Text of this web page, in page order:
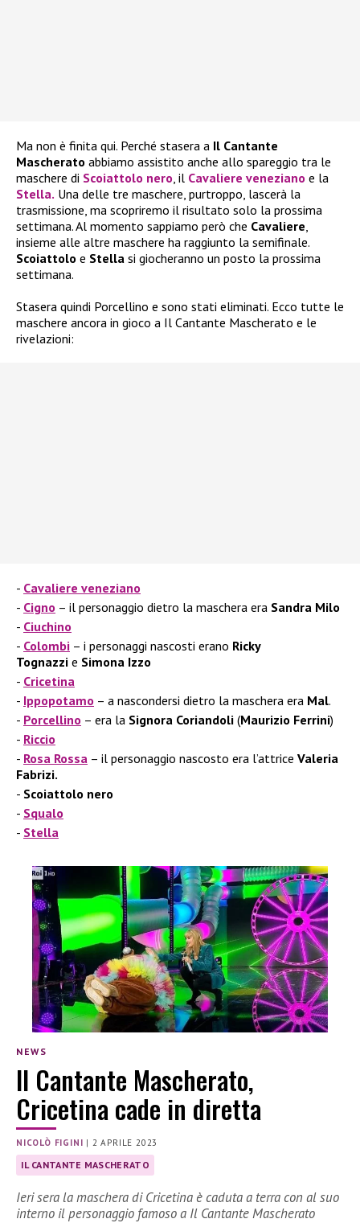
Ma non è finita qui. Perché stasera a Il Cantante
Mascherato abbiamo assistito anche allo spareggio tra le
maschere di Scoiattolo nero, il Cavaliere veneziano e la
Stella. Una delle tre maschere, purtroppo, lascerà la
trasmissione, ma scopriremo il risultato solo la prossima
settimana. Al momento sappiamo però che Cavaliere,
insieme alle altre maschere ha raggiunto la semifinale.
Scoiattolo e Stella si giocheranno un posto la prossima
settimana.
Stasera quindi Porcellino e sono stati eliminati. Ecco tutte le
maschere ancora in gioco a Il Cantante Mascherato e le
rivelazioni:
Cavaliere veneziano
Cigno – il personaggio dietro la maschera era Sandra Milo
Ciuchino
Colombi – i personaggi nascosti erano Ricky
Tognazzi e Simona Izzo
Cricetina
Ippopotamo – a nascondersi dietro la maschera era Mal.
Porcellino – era la Signora Coriandoli (Maurizio Ferrini)
Riccio
Rosa Rossa – il personaggio nascosto era l’attrice Valeria
Fabrizi.
Scoiattolo nero
Squalo
Stella
NEWS
Il Cantante Mascherato,
Cricetina cade in diretta
NICOLÒ FIGINI | 2 APRILE 2023
IL CANTANTE MASCHERATO
Ieri sera la maschera di Cricetina è caduta a terra con al suo
interno il personaggio famoso a Il Cantante Mascherato